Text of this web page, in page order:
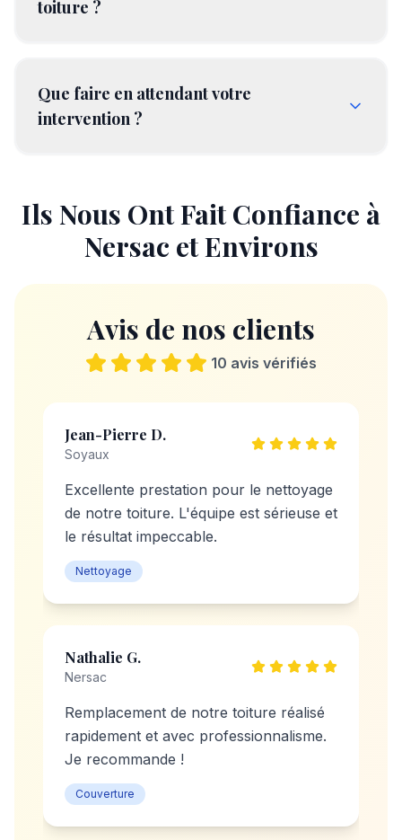
toiture ?
Que faire en attendant votre
intervention ?
Ils Nous Ont Fait Confiance à
Nersac et Environs
Avis de nos clients
10 avis vérifiés
Jean-Pierre D.
Soyaux
Excellente prestation pour le nettoyage
de notre toiture. L'équipe est sérieuse et
le résultat impeccable.
Nettoyage
Nathalie G.
Nersac
Remplacement de notre toiture réalisé
rapidement et avec professionnalisme.
Je recommande !
Couverture